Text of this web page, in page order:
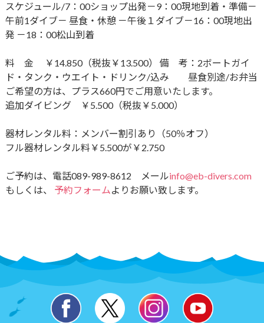
スケジュール/7：00ショップ出発－9：00現地到着・準備－
午前1ダイブ－ 昼食・休憩 －午後１ダイブ－​16：00現地出
発 －18：00松山到着
料 金 ￥14.850（税抜￥13.500） 備 考：2ボートガイ
ド・タンク・ウエイト・ドリンク​/込み 昼食別途/お弁当
ご希望の方は、プラス660円でご用意いたします。
追加ダイビング ￥5.500（税抜￥5.000）
器材レンタル料：メンバー割引あり（50％オフ）
フル器材レンタル料￥5.500が￥2.750
ご予約は、電話089-989-8612 メールinfo@eb-divers.com
もしくは、 予約フォームよりお願い致します。